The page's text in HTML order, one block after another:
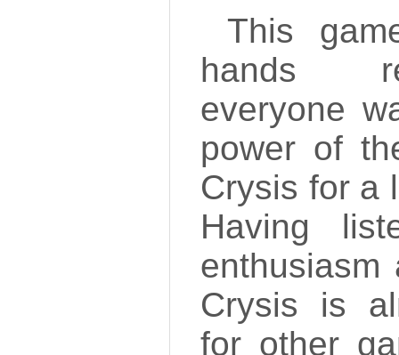
This
hands
everyone
power of
Crysis for a
Having
enthusiasm
Crysis is
for other